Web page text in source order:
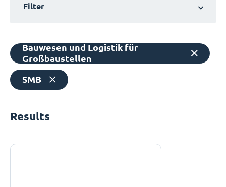
Filter
Bauwesen und Logistik für
Großbaustellen
SMB
Results